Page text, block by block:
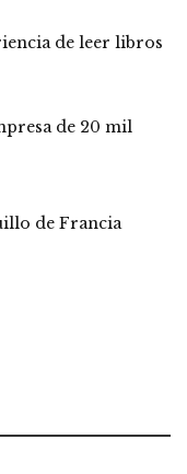
de leer libros
de 20 mil
de Francia